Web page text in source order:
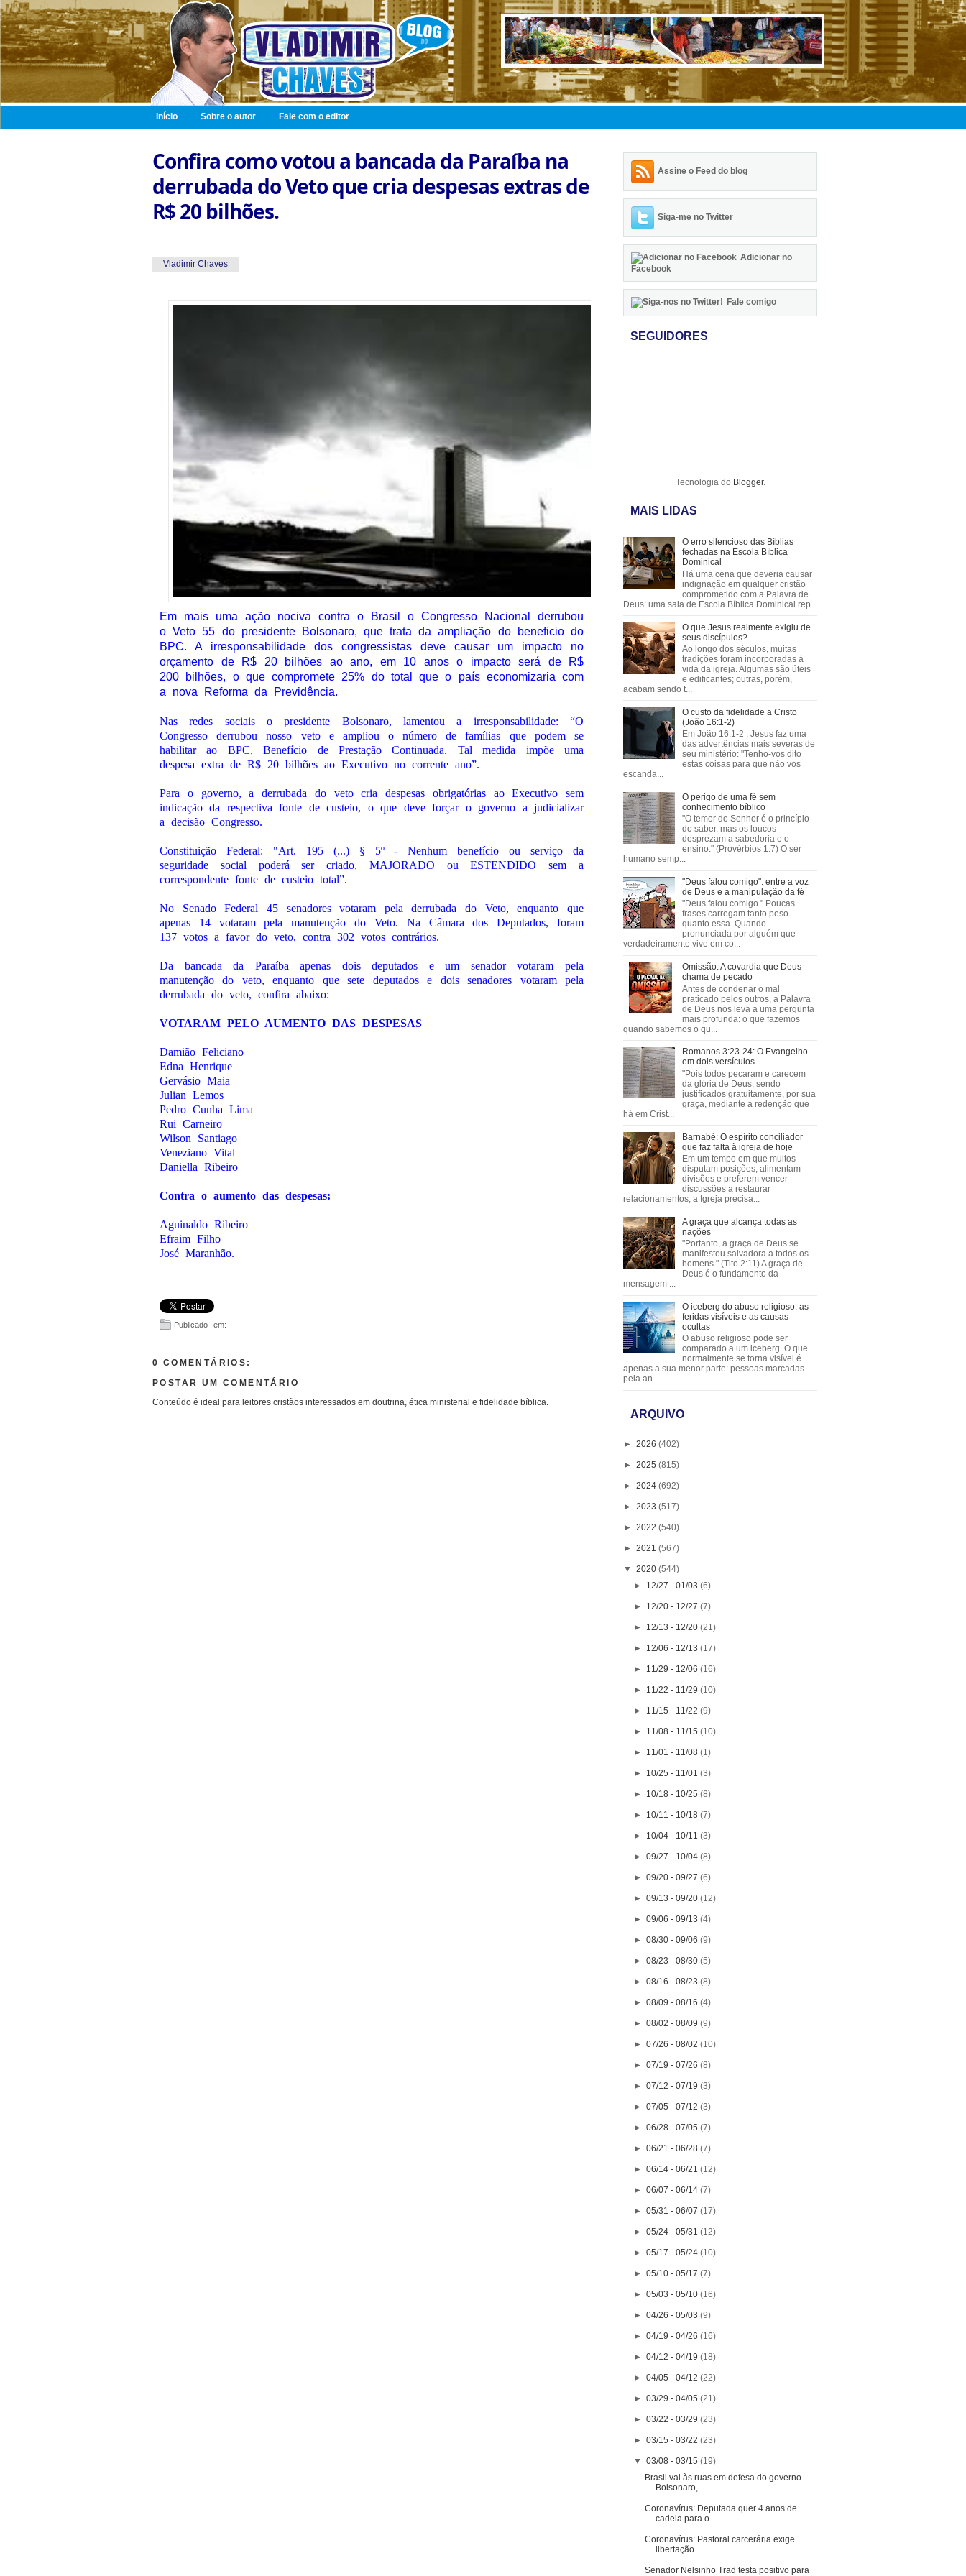
Início Sobre o autor Fale com o editor
Confira como votou a bancada da Paraíba na
derrubada do Veto que cria despesas extras de
R$ 20 bilhões.
Vladimir Chaves
Em mais uma ação nociva contra o Brasil o Congresso Nacional derrubou
o Veto 55 do presidente Bolsonaro, que trata da ampliação do beneficio do
BPC. A irresponsabilidade dos congressistas deve causar um impacto no
orçamento de R$ 20 bilhões ao ano, em 10 anos o impacto será de R$
200 bilhões, o que compromete 25% do total que o país economizaria com
a nova Reforma da Previdência.
Nas redes sociais o presidente Bolsonaro, lamentou a irresponsabilidade: “O
Congresso derrubou nosso veto e ampliou o número de famílias que podem se
habilitar ao BPC, Benefício de Prestação Continuada. Tal medida impõe uma
despesa extra de R$ 20 bilhões ao Executivo no corrente ano”.
Para o governo, a derrubada do veto cria despesas obrigatórias ao Executivo sem
indicação da respectiva fonte de custeio, o que deve forçar o governo a judicializar
a decisão Congresso.
Constituição Federal: "Art. 195 (...) § 5º - Nenhum benefício ou serviço da
seguridade social poderá ser criado, MAJORADO ou ESTENDIDO sem a
correspondente fonte de custeio total”.
No Senado Federal 45 senadores votaram pela derrubada do Veto, enquanto que
apenas 14 votaram pela manutenção do Veto. Na Câmara dos Deputados, foram
137 votos a favor do veto, contra 302 votos contrários.
Da bancada da Paraíba apenas dois deputados e um senador votaram pela
manutenção do veto, enquanto que sete deputados e dois senadores votaram pela
derrubada do veto, confira abaixo:
VOTARAM PELO AUMENTO DAS DESPESAS
Damião Feliciano
Edna Henrique
Gervásio Maia
Julian Lemos
Pedro Cunha Lima
Rui Carneiro
Wilson Santiago
Veneziano Vital
Daniella Ribeiro
Contra o aumento das despesas:
Aguinaldo Ribeiro
Efraim Filho
José Maranhão.
Publicado em:
0 COMENTÁRIOS:
POSTAR UM COMENTÁRIO
Conteúdo é ideal para leitores cristãos interessados em doutrina, ética ministerial e fidelidade bíblica.
Assine o Feed do blog
Siga-me no Twitter
Adicionar no
Facebook
Fale comigo
SEGUIDORES
Tecnologia do Blogger.
MAIS LIDAS
O erro silencioso das Bíblias
fechadas na Escola Bíblica
Dominical
Há uma cena que deveria causar
indignação em qualquer cristão
comprometido com a Palavra de
Deus: uma sala de Escola Bíblica Dominical rep...
O que Jesus realmente exigiu de
seus discípulos?
Ao longo dos séculos, muitas
tradições foram incorporadas à
vida da igreja. Algumas são úteis
e edificantes; outras, porém,
acabam sendo t...
O custo da fidelidade a Cristo
(João 16:1-2)
Em João 16:1-2 , Jesus faz uma
das advertências mais severas de
seu ministério: "Tenho-vos dito
estas coisas para que não vos
escanda...
O perigo de uma fé sem
conhecimento bíblico
"O temor do Senhor é o princípio
do saber, mas os loucos
desprezam a sabedoria e o
ensino." (Provérbios 1:7) O ser
humano semp...
"Deus falou comigo": entre a voz
de Deus e a manipulação da fé
"Deus falou comigo." Poucas
frases carregam tanto peso
quanto essa. Quando
pronunciada por alguém que
verdadeiramente vive em co...
Omissão: A covardia que Deus
chama de pecado
Antes de condenar o mal
praticado pelos outros, a Palavra
de Deus nos leva a uma pergunta
mais profunda: o que fazemos
quando sabemos o qu...
Romanos 3:23-24: O Evangelho
em dois versículos
"Pois todos pecaram e carecem
da glória de Deus, sendo
justificados gratuitamente, por sua
graça, mediante a redenção que
há em Crist...
Barnabé: O espírito conciliador
que faz falta à igreja de hoje
Em um tempo em que muitos
disputam posições, alimentam
divisões e preferem vencer
discussões a restaurar
relacionamentos, a Igreja precisa...
A graça que alcança todas as
nações
"Portanto, a graça de Deus se
manifestou salvadora a todos os
homens." (Tito 2:11) A graça de
Deus é o fundamento da
mensagem ...
O iceberg do abuso religioso: as
feridas visíveis e as causas
ocultas
O abuso religioso pode ser
comparado a um iceberg. O que
normalmente se torna visível é
apenas a sua menor parte: pessoas marcadas
pela an...
ARQUIVO
► 2026 (402)
► 2025 (815)
► 2024 (692)
► 2023 (517)
► 2022 (540)
► 2021 (567)
▼ 2020 (544)
► 12/27 - 01/03(6)
► 12/20 - 12/27(7)
► 12/13 - 12/20(21)
► 12/06 - 12/13(17)
► 11/29 - 12/06(16)
► 11/22 - 11/29(10)
► 11/15 - 11/22(9)
► 11/08 - 11/15(10)
► 11/01 - 11/08(1)
► 10/25 - 11/01(3)
► 10/18 - 10/25(8)
► 10/11 - 10/18(7)
► 10/04 - 10/11(3)
►09/27 - 10/04(8)
►09/20 - 09/27(6)
►09/13 - 09/20(12)
►09/06 - 09/13(4)
►08/30 - 09/06(9)
►08/23 - 08/30(5)
►08/16 - 08/23(8)
►08/09 - 08/16(4)
►08/02 - 08/09(9)
►07/26 - 08/02(10)
►07/19 - 07/26(8)
►07/12 - 07/19(3)
►07/05 - 07/12(3)
►06/28 - 07/05(7)
►06/21 - 06/28(7)
►06/14 - 06/21(12)
►06/07 - 06/14(7)
►05/31 - 06/07(17)
►05/24 - 05/31(12)
►05/17 - 05/24(10)
►05/10 - 05/17(7)
►05/03 - 05/10(16)
►04/26 - 05/03(9)
►04/19 - 04/26(16)
►04/12 - 04/19(18)
►04/05 - 04/12(22)
►03/29 - 04/05(21)
►03/22 - 03/29(23)
►03/15 - 03/22(23)
▼03/08 - 03/15(19)
Brasil vai às ruas em defesa do governo
Bolsonaro,...
Coronavírus: Deputada quer 4 anos de
cadeia para o...
Coronavírus: Pastoral carcerária exige
libertação ...
Senador Nelsinho Trad testa positivo para